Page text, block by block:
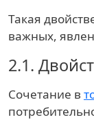
Такая
важных,
2.1.
Сочетание в